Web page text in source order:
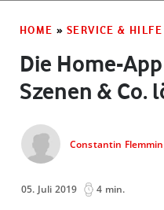
HOME » SERVICE & HILFE
Die Home-
Szenen & Co.
Constantin
05. Juli 2019 4 min.